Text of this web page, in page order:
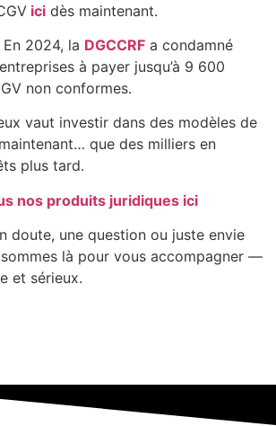
ici dès maintenant.
En 2024, la DGCCRF a condamné
à payer jusqu’à 9 600
non conformes.
vaut investir dans des modèles de
que des milliers en
plus tard.
nos produits juridiques ici
doute, une question ou juste envie
sommes là pour vous accompagner —
et sérieux.